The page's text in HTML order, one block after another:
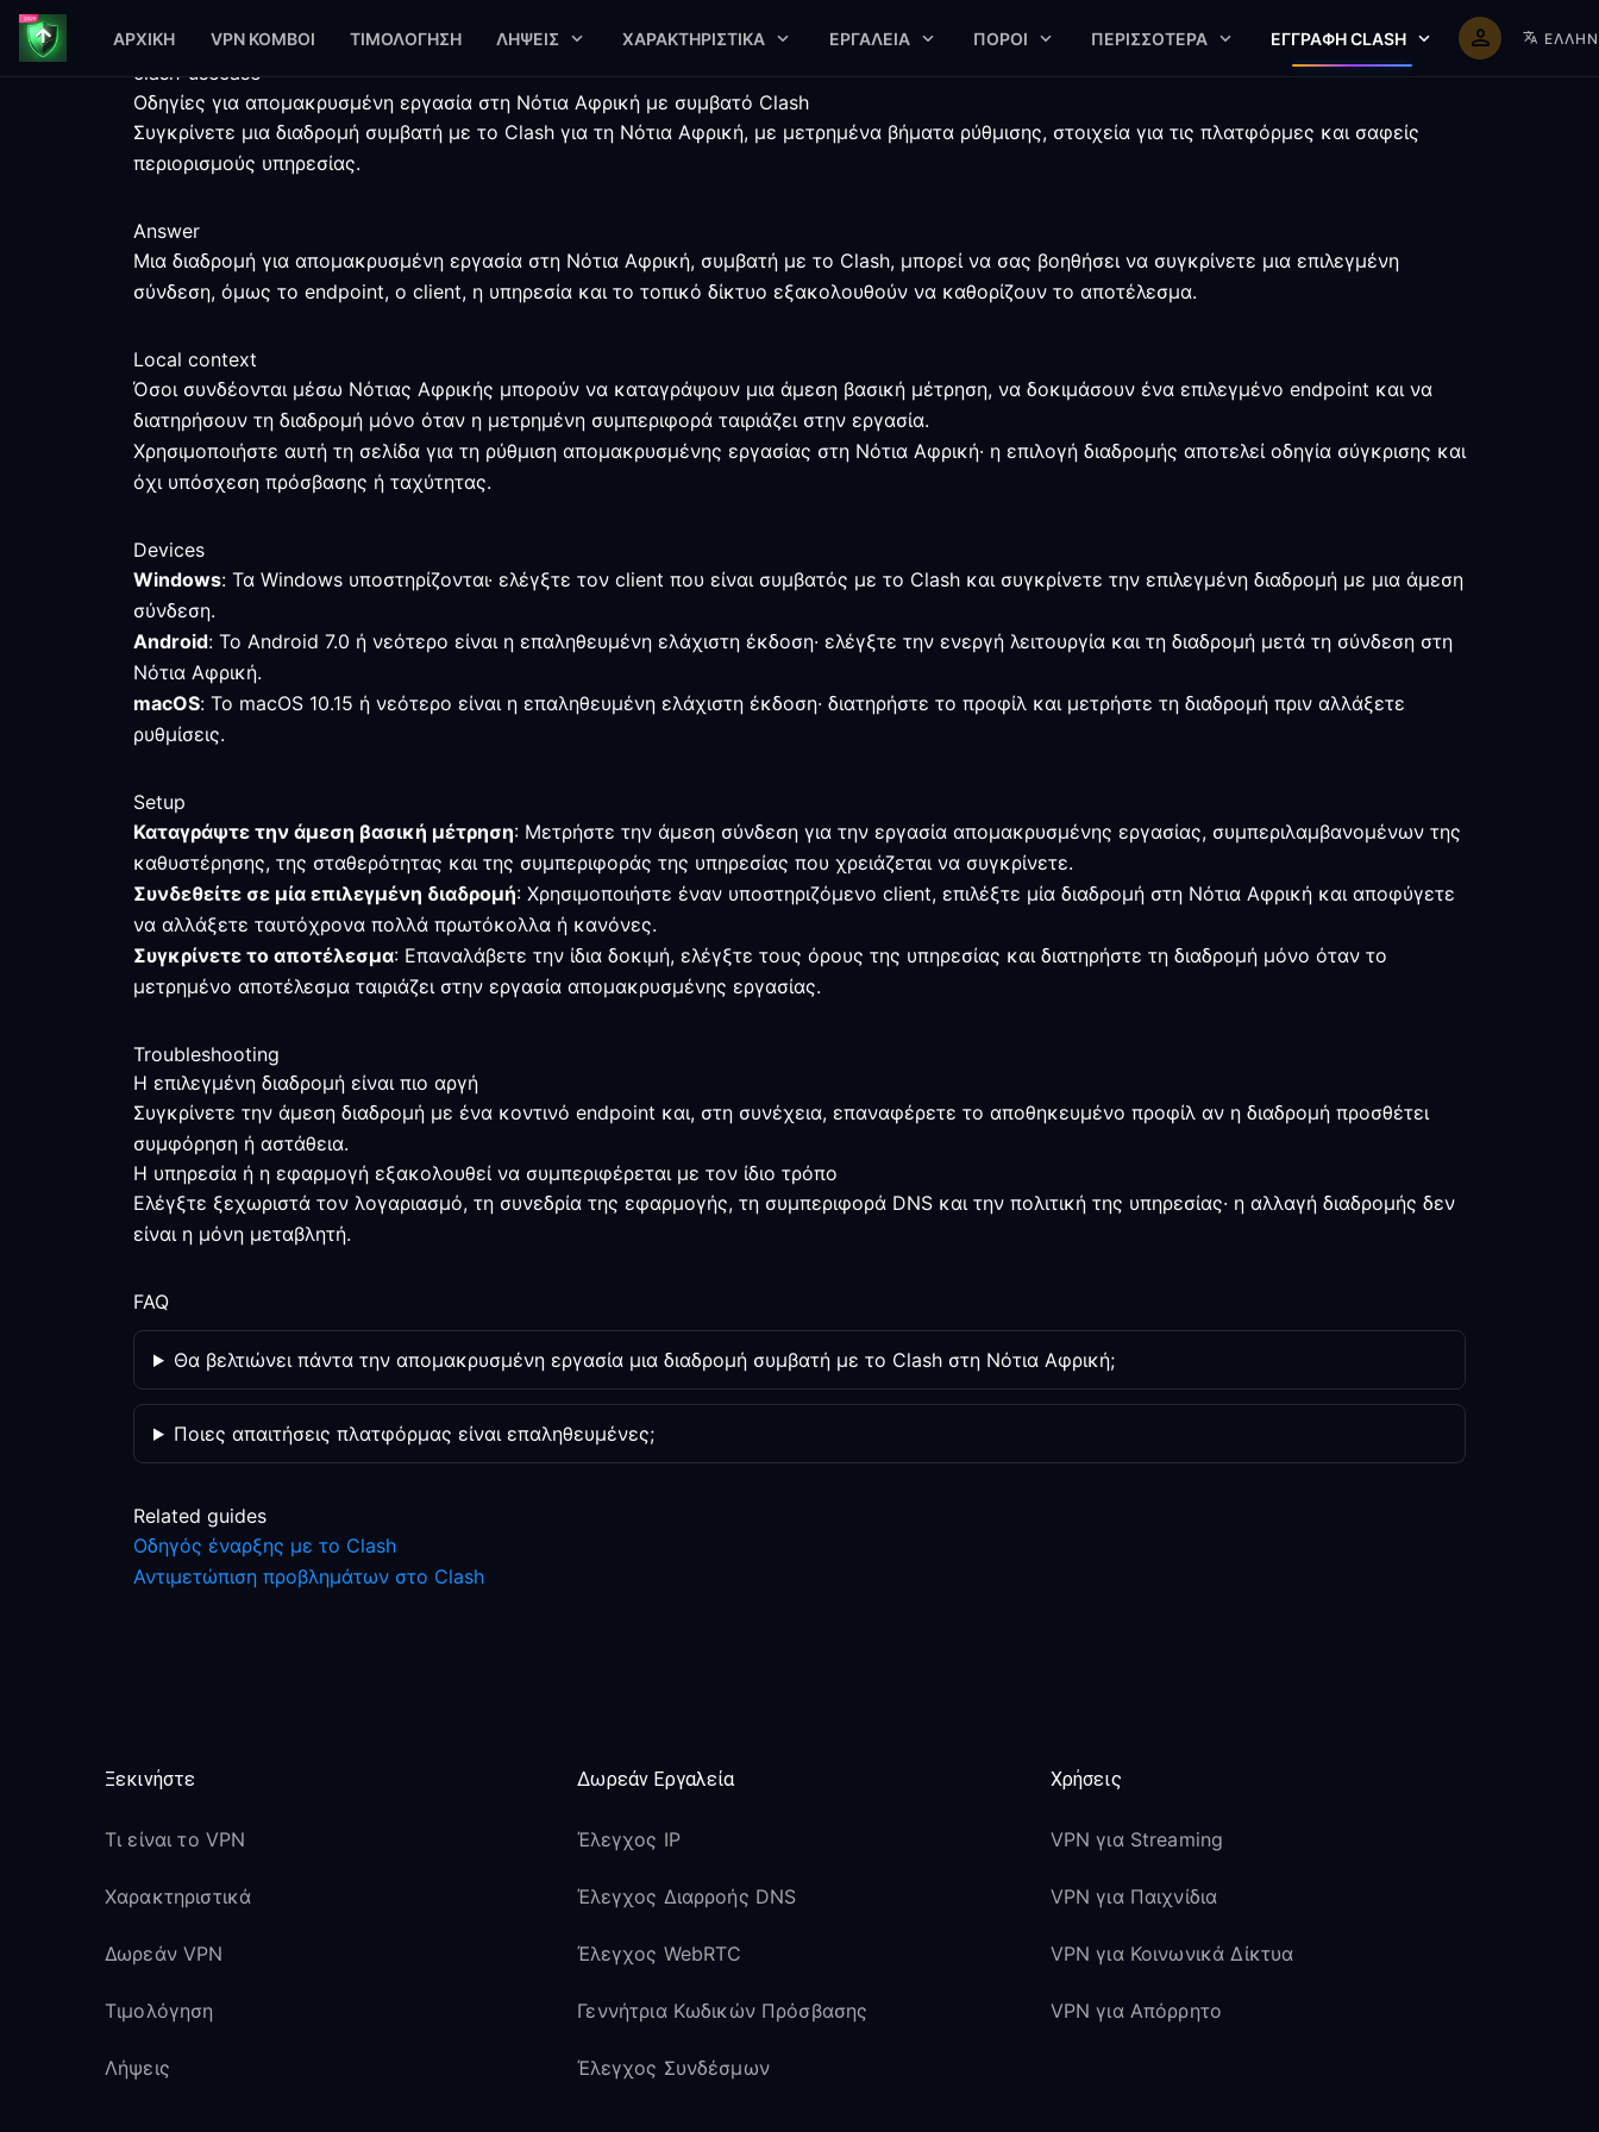
ΑΡΧΙΚΉ VPN ΚΌΜΒΟΙ ΤΙΜΟΛΌΓΗΣΗ ΛΉΨΕΙΣ ΧΑΡΑΚΤΗΡΙΣΤΙΚΆ ΕΡΓΑΛΕΊΑ ΠΌΡΟΙ ΠΕΡΙΣΣΌΤΕΡΑ ΕΓΓΡΑΦΉ CLASH
clash-usecase
Οδηγίες για απομακρυσμένη εργασία στη Νότια Αφρική με συμβατό Clash
Συγκρίνετε μια διαδρομή συμβατή με το Clash για τη Νότια Αφρική, με μετρημένα βήματα ρύθμισης, στοιχεία για τις πλατφόρμες και σαφείς
περιορισμούς υπηρεσίας.
Answer
Μια διαδρομή για απομακρυσμένη εργασία στη Νότια Αφρική, συμβατή με το Clash, μπορεί να σας βοηθήσει να συγκρίνετε μια επιλεγμένη
σύνδεση, όμως το endpoint, ο client, η υπηρεσία και το τοπικό δίκτυο εξακολουθούν να καθορίζουν το αποτέλεσμα.
Local context
Όσοι συνδέονται μέσω Νότιας Αφρικής μπορούν να καταγράψουν μια άμεση βασική μέτρηση, να δοκιμάσουν ένα επιλεγμένο endpoint και να
διατηρήσουν τη διαδρομή μόνο όταν η μετρημένη συμπεριφορά ταιριάζει στην εργασία.
Χρησιμοποιήστε αυτή τη σελίδα για τη ρύθμιση απομακρυσμένης εργασίας στη Νότια Αφρική· η επιλογή διαδρομής αποτελεί οδηγία σύγκρισης και
όχι υπόσχεση πρόσβασης ή ταχύτητας.
Devices
Windows: Τα Windows υποστηρίζονται· ελέγξτε τον client που είναι συμβατός με το Clash και συγκρίνετε την επιλεγμένη διαδρομή με μια άμεση
σύνδεση.
Android: Το Android 7.0 ή νεότερο είναι η επαληθευμένη ελάχιστη έκδοση· ελέγξτε την ενεργή λειτουργία και τη διαδρομή μετά τη σύνδεση στη
Νότια Αφρική.
macOS: Το macOS 10.15 ή νεότερο είναι η επαληθευμένη ελάχιστη έκδοση· διατηρήστε το προφίλ και μετρήστε τη διαδρομή πριν αλλάξετε
ρυθμίσεις.
Setup
Καταγράψτε την άμεση βασική μέτρηση: Μετρήστε την άμεση σύνδεση για την εργασία απομακρυσμένης εργασίας, συμπεριλαμβανομένων της
καθυστέρησης, της σταθερότητας και της συμπεριφοράς της υπηρεσίας που χρειάζεται να συγκρίνετε.
Συνδεθείτε σε μία επιλεγμένη διαδρομή: Χρησιμοποιήστε έναν υποστηριζόμενο client, επιλέξτε μία διαδρομή στη Νότια Αφρική και αποφύγετε
να αλλάξετε ταυτόχρονα πολλά πρωτόκολλα ή κανόνες.
Συγκρίνετε το αποτέλεσμα: Επαναλάβετε την ίδια δοκιμή, ελέγξτε τους όρους της υπηρεσίας και διατηρήστε τη διαδρομή μόνο όταν το
μετρημένο αποτέλεσμα ταιριάζει στην εργασία απομακρυσμένης εργασίας.
Troubleshooting
Η επιλεγμένη διαδρομή είναι πιο αργή
Συγκρίνετε την άμεση διαδρομή με ένα κοντινό endpoint και, στη συνέχεια, επαναφέρετε το αποθηκευμένο προφίλ αν η διαδρομή προσθέτει
συμφόρηση ή αστάθεια.
Η υπηρεσία ή η εφαρμογή εξακολουθεί να συμπεριφέρεται με τον ίδιο τρόπο
Ελέγξτε ξεχωριστά τον λογαριασμό, τη συνεδρία της εφαρμογής, τη συμπεριφορά DNS και την πολιτική της υπηρεσίας· η αλλαγή διαδρομής δεν
είναι η μόνη μεταβλητή.
FAQ
Θα βελτιώνει πάντα την απομακρυσμένη εργασία μια διαδρομή συμβατή με το Clash στη Νότια Αφρική;
Ποιες απαιτήσεις πλατφόρμας είναι επαληθευμένες;
Related guides
Οδηγός έναρξης με το Clash
Αντιμετώπιση προβλημάτων στο Clash
Ξεκινήστε
Τι είναι το VPN
Χαρακτηριστικά
Δωρεάν VPN
Τιμολόγηση
Λήψεις
Δωρεάν Εργαλεία
Έλεγχος IP
Έλεγχος Διαρροής DNS
Έλεγχος WebRTC
Γεννήτρια Κωδικών Πρόσβασης
Έλεγχος Συνδέσμων
Χρήσεις
VPN για Streaming
VPN για Παιχνίδια
VPN για Κοινωνικά Δίκτυα
VPN για Απόρρητο